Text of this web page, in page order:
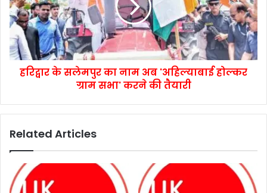
हरिद्वार के सलेमपुर का नाम अब 'अहिल्याबाई होल्कर
ग्राम सभा' करने की तैयारी
Related Articles